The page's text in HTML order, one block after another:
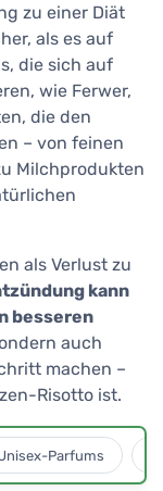
zu einer Diät
als es auf
die sich auf
wie Ferwer,
die den
– von feinen
Milchprodukten
als Verlust zu
kann
besseren
auch
machen –
Risotto ist.
Parfums